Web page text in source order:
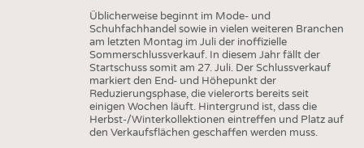
Üblicherweise beginnt im Mode- und
Schuhfachhandel sowie in vielen weiteren Branchen
am letzten Montag im Juli der inoffizielle
Sommerschlussverkauf. In diesem Jahr fällt der
Startschuss somit am 27. Juli. Der Schlussverkauf
markiert den End- und Höhepunkt der
Reduzierungsphase, die vielerorts bereits seit
einigen Wochen läuft. Hintergrund ist, dass die
Herbst-/Winterkollektionen eintreffen und Platz auf
den Verkaufsflächen geschaffen werden muss.